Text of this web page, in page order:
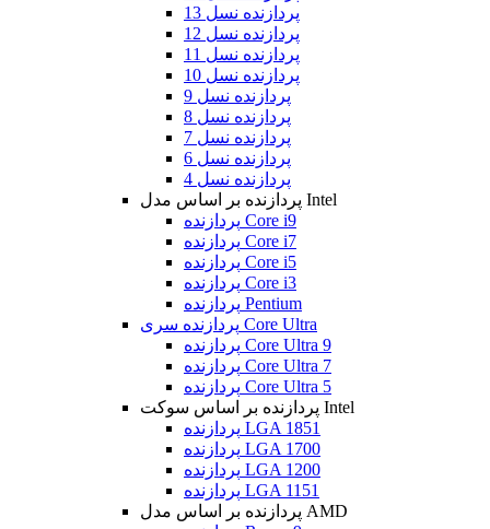
پردازنده نسل 13
پردازنده نسل 12
پردازنده نسل 11
پردازنده نسل 10
پردازنده نسل 9
پردازنده نسل 8
پردازنده نسل 7
پردازنده نسل 6
پردازنده نسل 4
پردازنده بر اساس مدل Intel
پردازنده Core i9
پردازنده Core i7
پردازنده Core i5
پردازنده Core i3
پردازنده Pentium
پردازنده سری Core Ultra
پردازنده Core Ultra 9
پردازنده Core Ultra 7
پردازنده Core Ultra 5
پردازنده بر اساس سوکت Intel
پردازنده LGA 1851
پردازنده LGA 1700
پردازنده LGA 1200
پردازنده LGA 1151
پردازنده بر اساس مدل AMD